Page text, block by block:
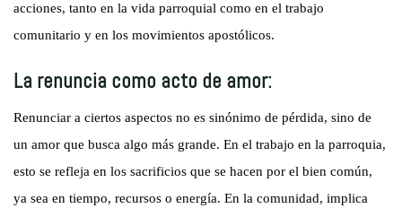
acciones, tanto en la vida parroquial como en el trabajo
comunitario y en los movimientos apostólicos.
La renuncia como acto de amor:
Renunciar a ciertos aspectos no es sinónimo de pérdida, sino de
un amor que busca algo más grande. En el trabajo en la parroquia,
esto se refleja en los sacrificios que se hacen por el bien común,
ya sea en tiempo, recursos o energía. En la comunidad, implica